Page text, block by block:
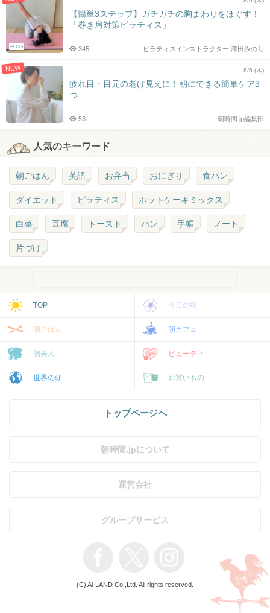
BLOG
【簡単3ステップ】ガチガチの胸まわりをほぐす！
「巻き肩対策ピラティス」
ピラティスインストラクター 澤田みのり
345
NEW 8/6 (木)
疲れ目・目元の老け見えに！朝にできる簡単ケア3
つ
朝時間.jp編集部
53
人気のキーワード
朝ごはん 英語 お弁当 おにぎり 食パン
ダイエット ピラティス ホットケーキミックス
白菜 豆腐 トースト パン 手帳 ノート
片づけ
TOP 今日の朝
朝ごはん 朝カフェ
朝美人 ビューティ
世界の朝 お買いもの
トップページへ
朝時間.jpについて
運営会社
グループサービス
(C) Ai-LAND Co.,Ltd. All rights reserved.